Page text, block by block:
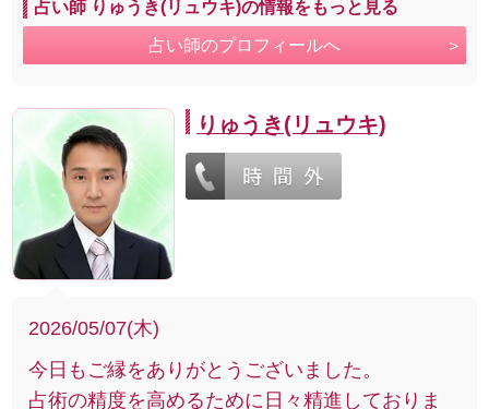
占い師 りゅうき(リュウキ)の情報をもっと見る
占い師のプロフィールへ
りゅうき(リュウキ)
2026/05/07(木)
今日もご縁をありがとうございました。
占術の精度を高めるために日々精進しておりま